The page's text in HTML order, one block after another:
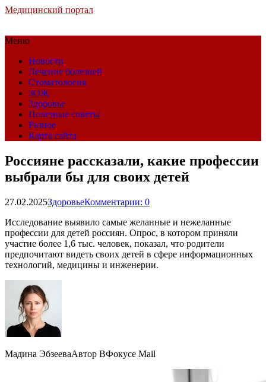
Медицинский портал
Меню
Новости
Лечение болезней
Стоматология
ЗОЖ
Здоровье
Полезные советы
Разное
Карта сайта
Россияне рассказали, какие профессии
выбрали бы для своих детей
27.02.2025ЗдоровьеКомментарии: 0
Исследование выявило самые желанные и нежеланные
профессии для детей россиян. Опрос, в котором приняли
участие более 1,6 тыс. человек, показал, что родители
предпочитают видеть своих детей в сфере информационных
технологий, медицины и инженерии.
Мадина ЭбзееваАвтор ВФокусе Mail